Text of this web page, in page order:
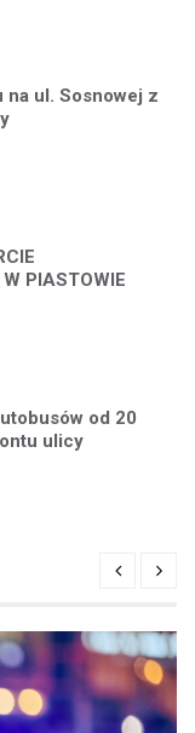
na ul. Sosnowej z
PIASTOWIE
od 20
ulicy